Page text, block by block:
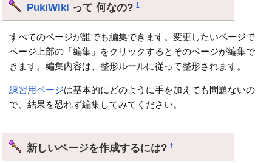
PukiWiki って 何なの?†
すべてのページが誰でも編集できます。変更したいページで
ページ上部の「編集」をクリックするとそのページが編集で
きます。編集内容は、整形ルールに従って整形されます。
練習用ページは基本的にどのように手を加えても問題ないの
で、結果を恐れず編集してみてください。
新しいページを作成するには?†